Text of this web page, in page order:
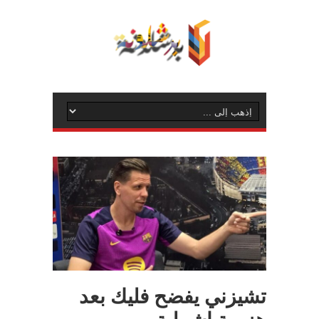
تشيزني يفضح فليك بعد